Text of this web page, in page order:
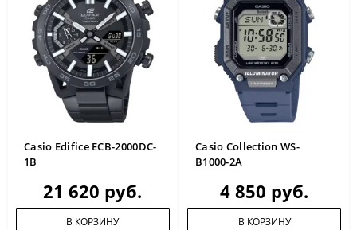
Casio Edifice ECB-2000DC-
1B
21 620 руб.
В КОРЗИНУ
Casio Collection WS-
B1000-2A
4 850 руб.
В КОРЗИНУ